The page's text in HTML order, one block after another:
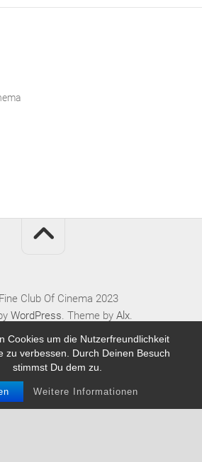
Cookies um die Nutzerfreundlichkeit
zu verbessen. Durch Deinen Besuch
stimmst Du dem zu.
Weitere Informationen
Club Of Cinema 2023
WordPress . Theme by Alx